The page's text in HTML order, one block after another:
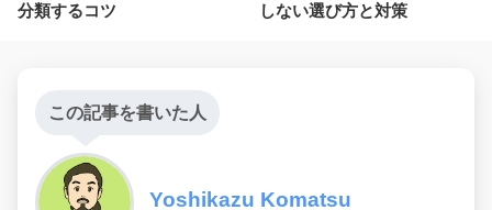
分類するコツ
しない選び方と対策
この記事を書いた人
Yoshikazu Komatsu